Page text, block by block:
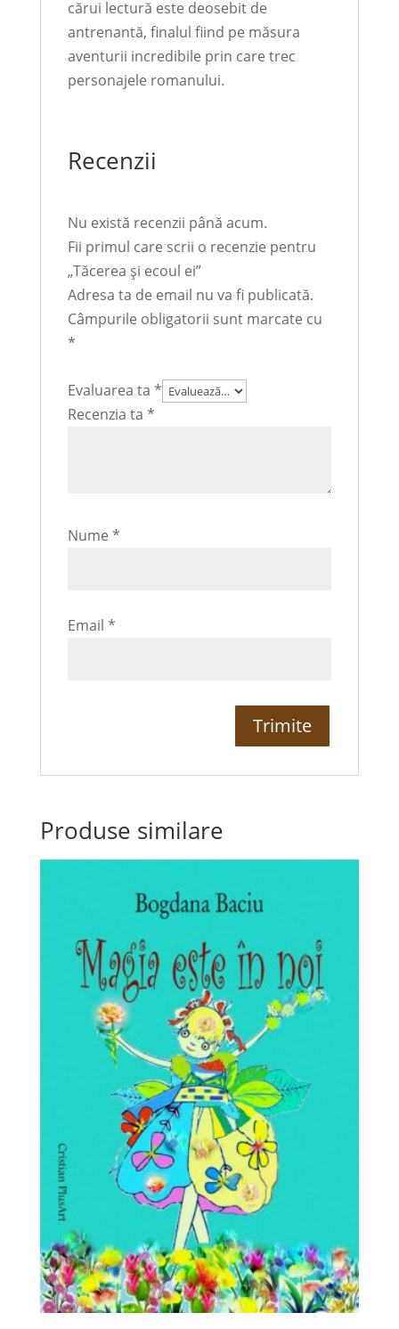
cărui lectură este deosebit de
antrenantă, finalul fiind pe măsura
aventurii incredibile prin care trec
personajele romanului.
Recenzii
Nu există recenzii până acum.
Fii primul care scrii o recenzie pentru
„Tăcerea și ecoul ei”
Adresa ta de email nu va fi publicată.
Câmpurile obligatorii sunt marcate cu
*
Evaluarea ta *
Recenzia ta *
Nume *
Email *
Produse similare